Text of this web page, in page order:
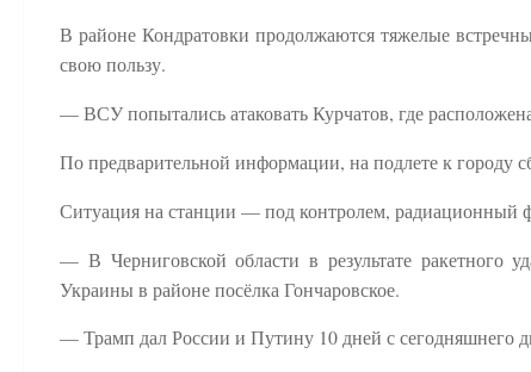
В районе Кондратовки продолжаются тяжелые
свою пользу.
— ВСУ попытались атаковать Курчатов, где
По предварительной информации, на подлете к городу
Ситуация на станции — под контролем, радиационный
— В Черниговской области в результате ракетного
Украины в районе посёлка Гончаровское.
— Трамп дал России и Путину 10 дней с сегодняшнего